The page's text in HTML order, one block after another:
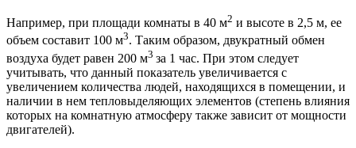
Например, при площади комнаты в 40 м2 и высоте в 2,5 м, ее
объем составит 100 м3. Таким образом, двукратный обмен
воздуха будет равен 200 м3 за 1 час. При этом следует
учитывать, что данный показатель увеличивается с
увеличением количества людей, находящихся в помещении, и
наличии в нем тепловыделяющих элементов (степень влияния
которых на комнатную атмосферу также зависит от мощности
двигателей).